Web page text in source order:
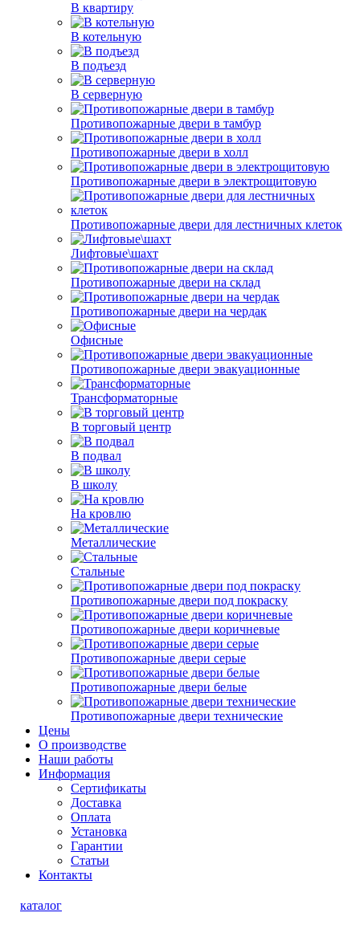
В квартиру
В котельную
В подъезд
В серверную
Противопожарные двери в тамбур
Противопожарные двери в холл
Противопожарные двери в электрощитовую
Противопожарные двери для лестничных клеток
Лифтовые\шахт
Противопожарные двери на склад
Противопожарные двери на чердак
Офисные
Противопожарные двери эвакуационные
Трансформаторные
В торговый центр
В подвал
В школу
На кровлю
Металлические
Стальные
Противопожарные двери под покраску
Противопожарные двери коричневые
Противопожарные двери серые
Противопожарные двери белые
Противопожарные двери технические
Цены
О производстве
Наши работы
Информация
Сертификаты
Доставка
Оплата
Установка
Гарантии
Статьи
Контакты
каталог